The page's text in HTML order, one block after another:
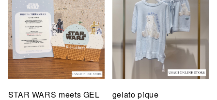
STAR WARS meets GEL
gelato pique